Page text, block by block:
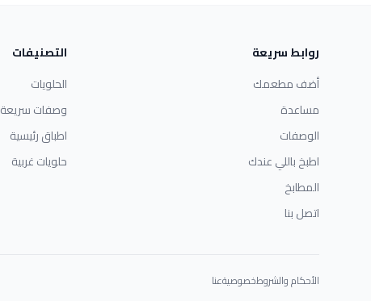
روابط سريعة
أضف مطعمك
مساعدة
الوصفات
اطبخ باللي عندك
المطابخ
اتصل بنا
التصنيفات
الحلويات
وصفات سريعة
اطباق رئيسية
حلويات غربية
الأحكام والشروطخصوصيةعنا